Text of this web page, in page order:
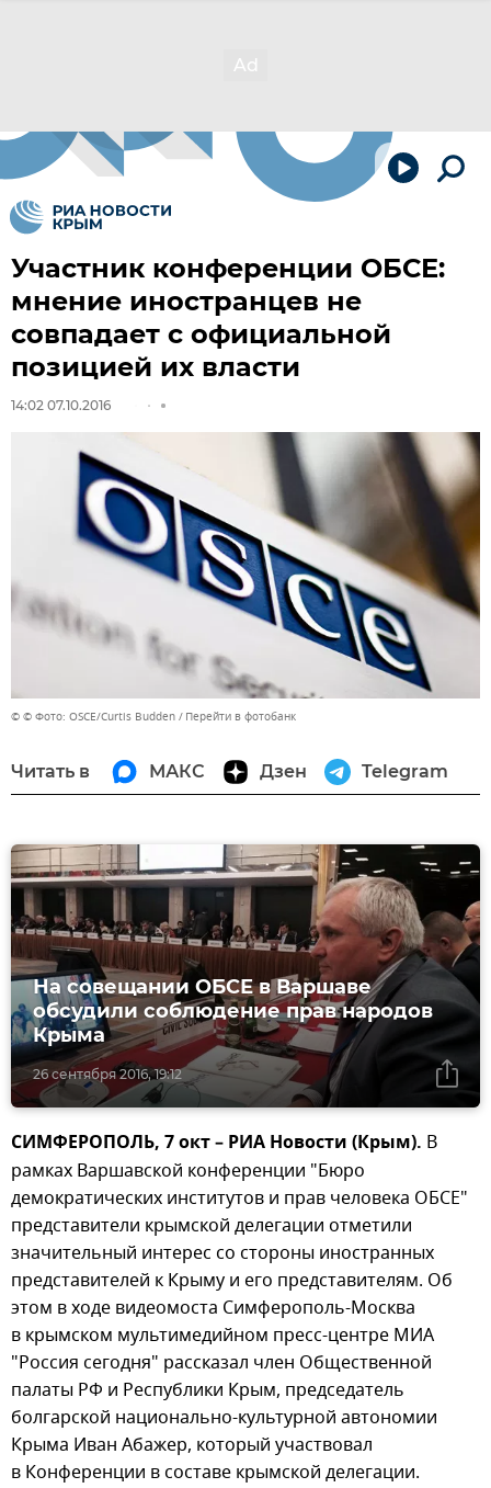
Участник конференции ОБСЕ:
мнение иностранцев не
совпадает с официальной
позицией их власти
14:02 07.10.2016
© © Фото: OSCE/Curtis Budden Перейти в фотобанк
Читать в МАКС Дзен Telegram
26 сентября 2016, 19:12
На совещании ОБСЕ в Варшаве
обсудили соблюдение прав народов
Крыма
СИМФЕРОПОЛЬ, 7 окт – РИА Новости (Крым). В
рамках Варшавской конференции "Бюро
демократических институтов и прав человека ОБСЕ"
представители крымской делегации отметили
значительный интерес со стороны иностранных
представителей к Крыму и его представителям. Об
этом в ходе видеомоста Симферополь-Москва
в крымском мультимедийном пресс-центре МИА
"Россия сегодня" рассказал член Общественной
палаты РФ и Республики Крым, председатель
болгарской национально-культурной автономии
Крыма Иван Абажер, который участвовал
в Конференции в составе крымской делегации.